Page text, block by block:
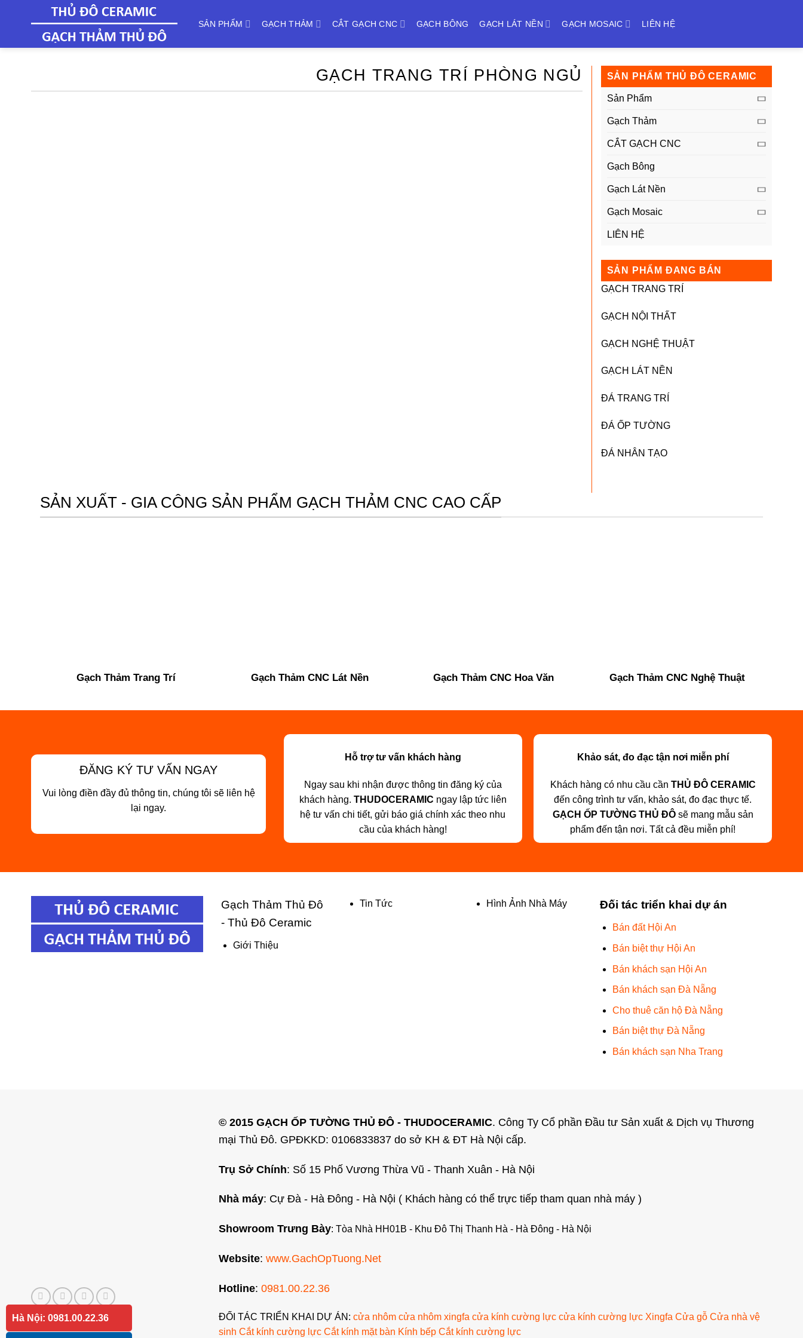
SẢN PHẨM GẠCH THẢM CẮT GẠCH CNC GẠCH BÔNG GẠCH LÁT NỀN GẠCH MOSAIC LIÊN HỆ
GẠCH TRANG TRÍ PHÒNG NGỦ SẢN PHẨM THỦ ĐÔ CERAMIC
Sản Phẩm
Gạch Thảm
CẮT GẠCH CNC
Gạch Bông
Gạch Lát Nền
Gạch Mosaic
LIÊN HỆ
SẢN PHẨM ĐANG BÁN
GẠCH TRANG TRÍ
GẠCH NỘI THẤT
GẠCH NGHỆ THUẬT
GẠCH LÁT NỀN
ĐÁ TRANG TRÍ
ĐÁ ỐP TƯỜNG
ĐÁ NHÂN TẠO
SẢN XUẤT - GIA CÔNG SẢN PHẨM GẠCH THẢM CNC CAO CẤP
Gạch Thảm Trang Trí Gạch Thảm CNC Lát Nền Gạch Thảm CNC Hoa Văn Gạch Thảm CNC Nghệ Thuật
ĐĂNG KÝ TƯ VẤN NGAY
Vui lòng điền đầy đủ thông tin, chúng tôi sẽ liên hệ
lại ngay.
Hỗ trợ tư vấn khách hàng
Ngay sau khi nhận được thông tin đăng ký của
khách hàng. THUDOCERAMIC ngay lập tức liên
hệ tư vấn chi tiết, gửi báo giá chính xác theo nhu
cầu của khách hàng!
Khảo sát, đo đạc tận nơi miễn phí
Khách hàng có nhu cầu cần THỦ ĐÔ CERAMIC
đến công trình tư vấn, khảo sát, đo đạc thực tế.
GẠCH ỐP TƯỜNG THỦ ĐÔ sẽ mang mẫu sản
phẩm đến tận nơi. Tất cả đều miễn phí!
Gạch Thảm Thủ Đô
- Thủ Đô Ceramic
Giới Thiệu
Tin Tức Hình Ảnh Nhà Máy Đối tác triển khai dự án
Bán đất Hội An
Bán biệt thự Hội An
Bán khách sạn Hội An
Bán khách sạn Đà Nẵng
Cho thuê căn hộ Đà Nẵng
Bán biệt thự Đà Nẵng
Bán khách sạn Nha Trang
© 2015 GẠCH ỐP TƯỜNG THỦ ĐÔ - THUDOCERAMIC. Công Ty Cổ phần Đầu tư Sản xuất & Dịch vụ Thương
mại Thủ Đô. GPĐKKD: 0106833837 do sở KH & ĐT Hà Nội cấp.
Trụ Sở Chính: Số 15 Phố Vương Thừa Vũ - Thanh Xuân - Hà Nội
Nhà máy: Cự Đà - Hà Đông - Hà Nội ( Khách hàng có thể trực tiếp tham quan nhà máy )
Showroom Trưng Bày: Tòa Nhà HH01B - Khu Đô Thị Thanh Hà - Hà Đông - Hà Nội
Website:www.GachOpTuong.Net
Hotline:0981.00.22.36
ĐỐI TÁC TRIỂN KHAI DỰ ÁN:cửa nhôm cửa nhôm xingfa cửa kính cường lực cửa kính cường lực Xingfa Cửa gỗ Cửa nhà vệ
sinh Cắt kính cường lực Cắt kính mặt bàn Kính bếp Cắt kính cường lực
Hà Nội: 0981.00.22.36